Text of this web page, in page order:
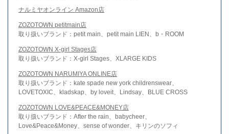
ナルミヤオンライン Amazon店
ZOZOTOWN petitmain店
取り扱いブランド：petit main、petit main LIEN、b・ROOM
ZOZOTOWN X-girl Stages店
取り扱いブランド：X-girl Stages、XLARGE KIDS
ZOZOTOWN NARUMIYA ONLINE店
取り扱いブランド：kate spade new york childrenswear、
LOVETOXIC、kladskap、by loveit、Lindsay、BLUE CROSS
ZOZOTOWN LOVE&PEACE&MONEY店
取り扱いブランド：After the rain、babycheer、
Love&Peace&Money、sense of wonder、キリンのソフィ